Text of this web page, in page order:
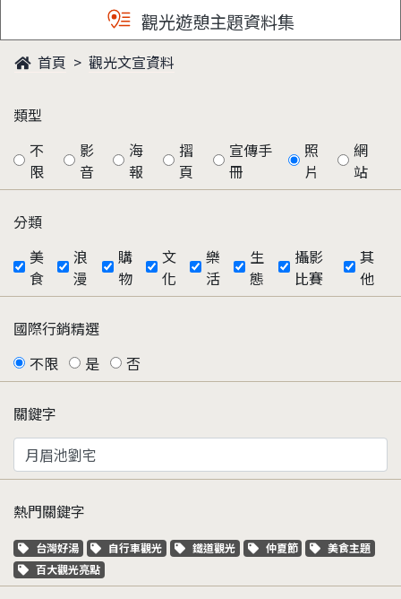
觀光遊憩主題資料集
首頁 觀光文宣資料
類型
不
限
影
音
海
報
摺
頁
宣傳手
冊
照
片
網
站
分類
美
食
浪
漫
購
物
文
化
樂
活
生
態
攝影
比賽
其
他
國際行銷精選
不限
是 否
關鍵字
熱門關鍵字
關鍵字標籤
台灣好湯 關鍵字標籤
自行車觀光 關鍵字標籤
鐵道觀光 關鍵字標籤
仲夏節 關鍵字標籤
美食主題
關鍵字標籤
百大觀光亮點